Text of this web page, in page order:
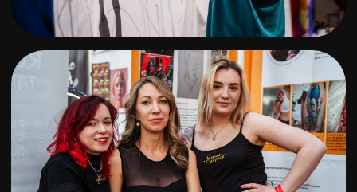
Входной билет на 10 мая
(ФИНАЛ)
Главный день фестиваля. Развязка. Сцена.
Максимальная концентрация зрителей.
Концерт ОзОНОВОГО СЛОЯ.
2.500 руб.
КУПИТЬ